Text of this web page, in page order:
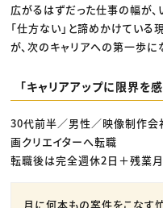
広がるはずだった仕事の幅が、
「仕方ない」と諦めかけてい
が、次のキャリアへの第一歩に
「キャリアアップに限界を
30代前半／男性／映像制作会
画クリエイターへ転職
転職後は完全週休2日＋残業
月に何本もの案件をこなす